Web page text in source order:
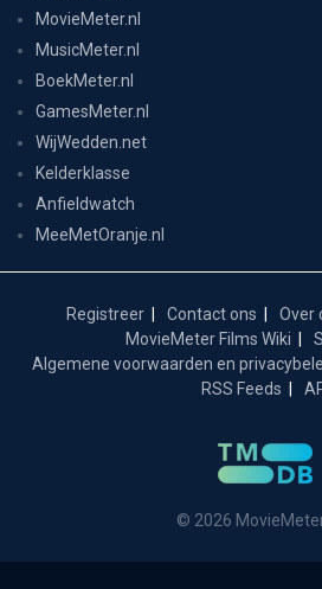
MovieMeter.nl
MusicMeter.nl
BoekMeter.nl
GamesMeter.nl
WijWedden.net
Kelderklasse
Anfieldwatch
MeeMetOranje.nl
Registreer Contact ons Over
MovieMeter Films Wiki
Algemene voorwaarden en
RSS Feeds
© 2026 MovieMeter